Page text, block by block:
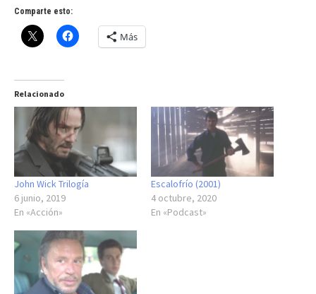
Comparte esto:
Más
Relacionado
John Wick Trilogía
6 junio, 2019
En «Acción»
Escalofrío (2001)
4 octubre, 2020
En «Podcast»